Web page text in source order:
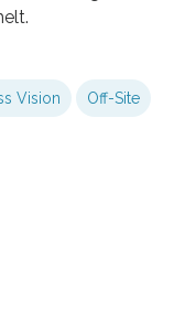
Vision Off-Site